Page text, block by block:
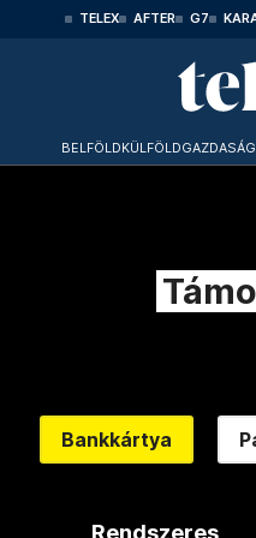
TELEX AFTER G7
BELFÖLDKÜLFÖLDGAZDASÁG
Bankkártya
Rendszeres